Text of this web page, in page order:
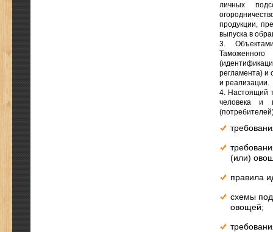
личных
продукции,
выпуска в
3.
регламента) и
и реализации.
4. Настоящий
человека и
(или)
правила
схемы
овощей;